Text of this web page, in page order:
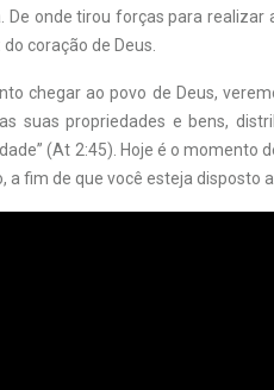
De onde tirou forças para realizar
coração de Deus.
chegar ao povo de Deus,
suas propriedades e bens,
(At 2:45). Hoje é o momento
a fim de que você esteja disposto a